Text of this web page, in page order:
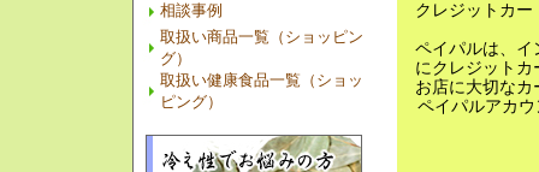
相談事例
取扱い商品一覧（ショッピン
グ）
取扱い健康食品一覧（ショッ
ピング）
クレジットカ
ペイパルは、イ
にクレジット
お店に大切な
ペイパルアカ